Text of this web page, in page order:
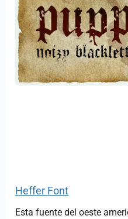
Heffer Font
Esta fuente del oeste